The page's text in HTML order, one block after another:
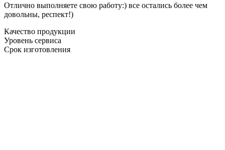
Отлично выполняете свою работу:) все остались более чем
довольны, респект!)
Качество продукции
Уровень сервиса
Срок изготовления